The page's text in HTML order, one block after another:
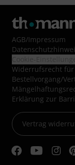
AGB/Impressum
Widerrufsrecht
Bestellvorgang/
Erklärung zur
Vertrag